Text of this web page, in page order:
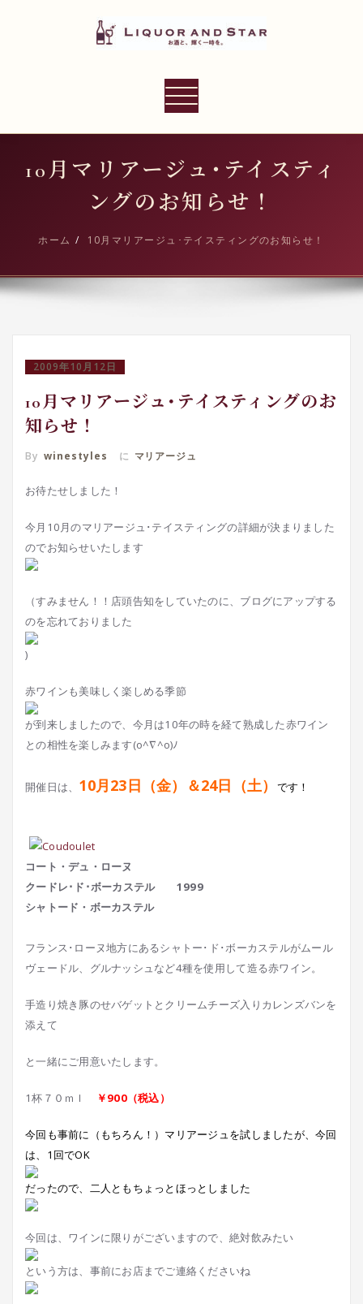
プ
LIQUOR AND STAR
ナ
ー
ョ
り
10月マリアージュ･テイスティ
ングのお知らせ！
ホーム 10月マリアージュ･テイスティングのお知らせ！
2009年10月12日
10月マリアージュ･テイスティングのお
知らせ！
By winestyles に マリアージュ
お待たせしました！
今月10月のマリアージュ･テイスティングの詳細が決まりました
のでお知らせいたします
（すみません！！店頭告知をしていたのに、ブログにアップする
のを忘れておりました
)
赤ワインも美味しく楽しめる季節
が到来しましたので、今月は10年の時を経て熟成した赤ワイン
との相性を楽しみます(o^∇^o)ﾉ
開催日は、 10月23日（金）＆24日（土） です！
コート・デュ・ローヌ
クードレ･ド･ボーカステル 1999
シャトード・ボーカステル
フランス･ローヌ地方にあるシャトー･ド･ボーカステルがムール
ヴェードル、グルナッシュなど4種を使用して造る赤ワイン。
手造り焼き豚のせバゲットとクリームチーズ入りカレンズバンを
添えて
と一緒にご用意いたします。
1杯７０ｍｌ ￥900（税込）
今回も事前に（もちろん！）マリアージュを試しましたが、今回
は、1回でOK
だったので、二人ともちょっとほっとしました
今回は、ワインに限りがございますので、絶対飲みたい
という方は、事前にお店までご連絡くださいね